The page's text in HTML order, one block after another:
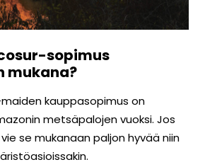
sopimus
mukana?
maiden kauppasopimus on
metsäpalojen vuoksi. Jos
se mukanaan paljon hyvää niin